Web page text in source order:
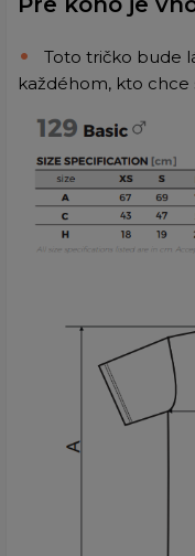
Toto tričko bude
každéhom, kto chce